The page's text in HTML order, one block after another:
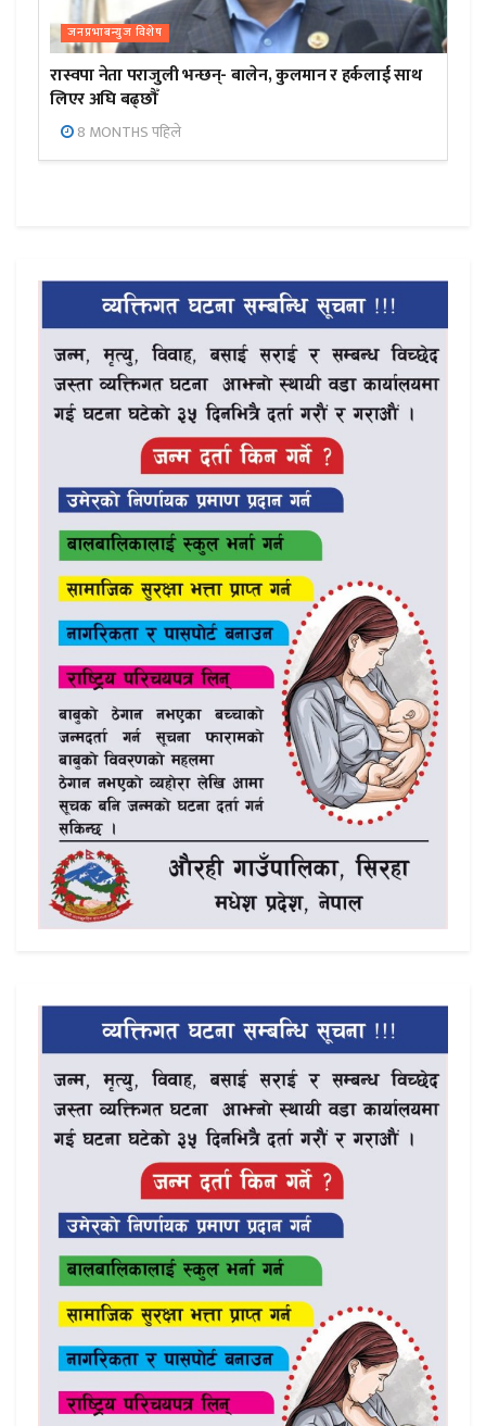
जनप्रभाबन्युज विशेष
रास्वपा नेता पराजुली भन्छन्- बालेन, कुलमान र हर्कलाई साथ
लिएर अघि बढ्छौँ
8 MONTHS पहिले